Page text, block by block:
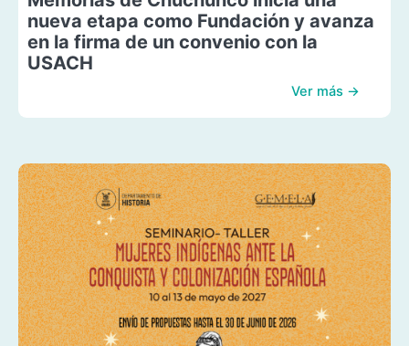
nueva etapa como Fundación y avanza
en la firma de un convenio con la
USACH
Ver más →